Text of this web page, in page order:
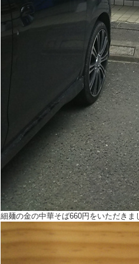
細麺の金の中華そば660円をいただき